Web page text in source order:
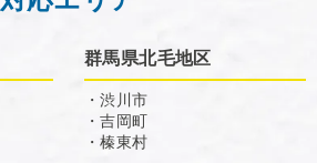
群馬県北毛地区
・渋川市
・吉岡町
・榛東村